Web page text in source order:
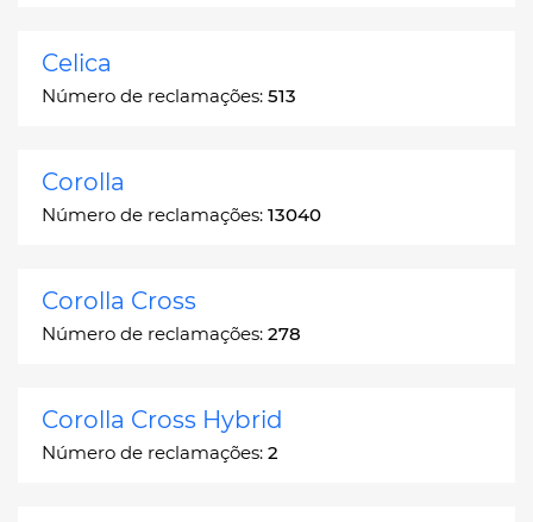
Celica
Número de reclamações: 513
Corolla
Número de reclamações: 13040
Corolla Cross
Número de reclamações: 278
Corolla Cross Hybrid
Número de reclamações: 2